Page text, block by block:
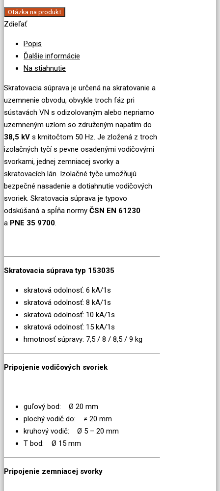
kV
na
vedenie
Otázka na produkt
Zdieľať
Popis
Ďalšie informácie
Na stiahnutie
Skratovacia súprava je určená na skratovanie a
uzemnenie obvodu, obvykle troch fáz pri
sústavách VN s odizolovaným alebo nepriamo
uzemneným uzlom so združeným napätím do
38,5 kV s kmitočtom 50 Hz. Je zložená z troch
izolačných tyčí s pevne osadenými vodičovými
svorkami, jednej zemniacej svorky a
skratovacích lán. Izolačné tyče umožňujú
bezpečné nasadenie a dotiahnutie vodičových
svoriek. Skratovacia súprava je typovo
odskúšaná a spĺňa normy ČSN EN 61230
a PNE 35 9700.
Skratovacia súprava typ 153035
skratová odolnosť: 6 kA/1s
skratová odolnosť: 8 kA/1s
skratová odolnosť: 10 kA/1s
skratová odolnosť: 15 kA/1s
hmotnosť súpravy: 7,5 / 8 / 8,5 / 9 kg
Pripojenie vodičových svoriek
guľový bod: Ø 20 mm
plochý vodič do: ≠ 20 mm
kruhový vodič: Ø 5 – 20 mm
T bod: Ø 15 mm
Pripojenie zemniacej svorky